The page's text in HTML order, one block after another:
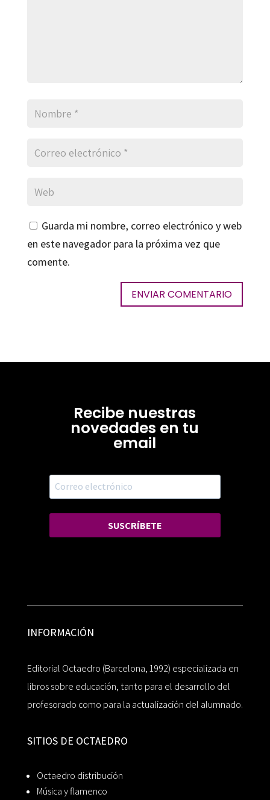
Guarda mi nombre, correo electrónico y web
en este navegador para la próxima vez que
comente.
Recibe nuestras
novedades en tu
email
SUSCRÍBETE
INFORMACIÓN
Editorial Octaedro (Barcelona, 1992) especializada en
libros sobre educación, tanto para el desarrollo del
profesorado como para la actualización del alumnado.
SITIOS DE OCTAEDRO
Octaedro distribución
Música y flamenco